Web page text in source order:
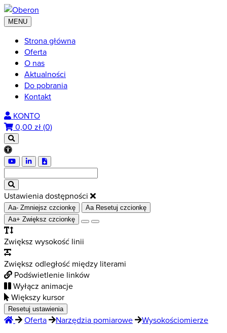
MENU
Strona główna
Oferta
O nas
Aktualności
Do pobrania
Kontakt
KONTO
0,00 zł (0)
Ustawienia dostępności
Aa- Zmniejsz czcionkę Aa Resetuj czcionkę
Aa+ Zwiększ czcionkę
Zwiększ wysokość linii
Zwiększ odległość między literami
Podświetlenie linków
Wyłącz animacje
Większy kursor
Resetuj ustawienia
Oferta Narzędzia pomiarowe Wysokościomierze